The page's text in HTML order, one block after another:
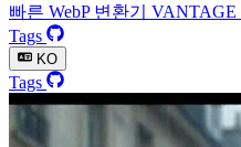
빠른 WebP 변환기 VANTAGE
Tags
KO
Tags